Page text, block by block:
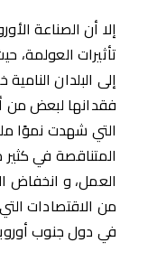
إلا أن الصناعة
تأثيرات العولمة،
إلى البلدان
فقدانها لبعض من
التي شهدت نموًا
المتناقصة في
العمل، و انخفاض
من الاقتصادات
في دول جنوب